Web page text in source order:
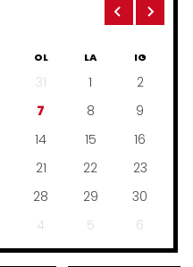
OL LA IG
31 1
2
7 8
9
14 15
16
21 22
23
28 29
30
4 5 6